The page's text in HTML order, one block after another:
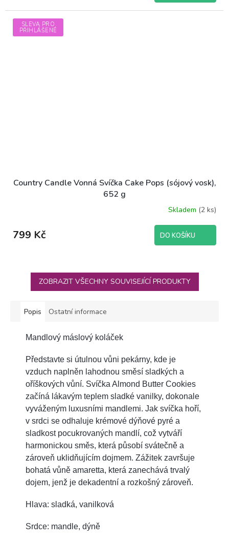
SLEVA PRO
PŘIHLÁŠENÉ
Country Candle Vonná Svíčka Cake Pops (sójový vosk),
652 g
Skladem (2 ks)
799 Kč DO KOŠÍKU
ZOBRAZIT VŠECHNY SOUVISEJÍCÍ PRODUKTY
Popis Ostatní informace
Mandlový máslový koláček
Představte si útulnou vůni pekárny, kde je
vzduch naplněn lahodnou směsí sladkých a
oříškových vůní. Svíčka Almond Butter Cookies
začíná lákavým teplem sladké vanilky, dokonale
vyváženým luxusními mandlemi. Jak svíčka hoří,
v srdci se odhaluje krémové dýňové pyré a
sladkost pocukrovaných mandlí, což vytváří
harmonickou směs, která působí svátečně a
zároveň uklidňujícím dojmem. Zážitek završuje
bohatá vůně amaretta, která zanechává trvalý
dojem, jenž je dekadentní a rozkošný zároveň.
Hlava: sladká, vanilková
Srdce: mandle, dýně